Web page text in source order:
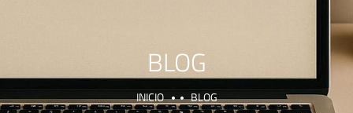
BLOG
INICIO BLOG